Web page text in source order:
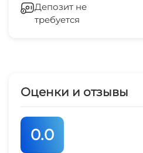
Депозит не
требуется
Оценки и отзывы
0.0